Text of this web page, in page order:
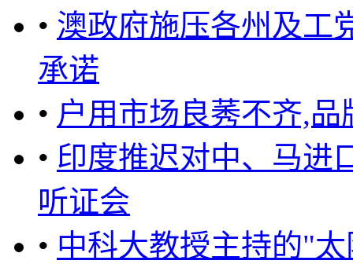
• 澳政府施压各州及工
承诺
• 户用市场良莠不齐,
• 印度推迟对中、马进
听证会
• 中科大教授主持的"